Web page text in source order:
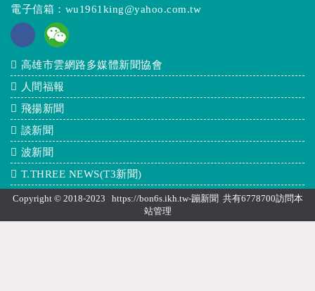
電子信箱： wu1961king@yahoo.com.tw
高雄市雲網路多媒體新聞協會
人間福報
飛揚新聞
談新聞
波新聞
T.THREE NEWS(T3新聞)
Copyright © 2018-2023 https://bon6s.ikh.tw-蹦新聞 共有6778700訪問本
站管理